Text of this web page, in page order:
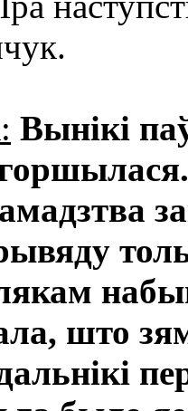
Вынікі
што